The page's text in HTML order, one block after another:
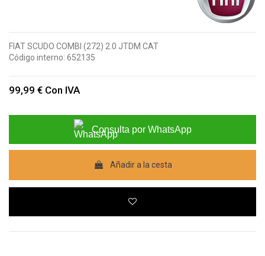
FIAT SCUDO COMBI (272) 2.0 JTDM CAT
Código interno: 652135
99,99 € Con IVA
Consulta por WhatsApp
Añadir a la cesta